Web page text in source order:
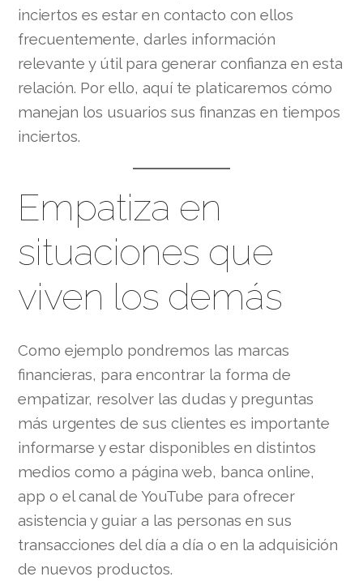
inciertos es estar en contacto con ellos
frecuentemente, darles información
relevante y útil para generar confianza en esta
relación. Por ello, aquí te platicaremos cómo
manejan los usuarios sus finanzas en tiempos
inciertos.
Empatiza en
situaciones que
viven los demás
Como ejemplo pondremos las marcas
financieras, para encontrar la forma de
empatizar, resolver las dudas y preguntas
más urgentes de sus clientes es importante
informarse y estar disponibles en distintos
medios como a página web, banca online,
app o el canal de YouTube para ofrecer
asistencia y guiar a las personas en sus
transacciones del día a día o en la adquisición
de nuevos productos.